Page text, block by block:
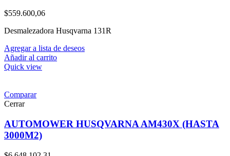
$559.600,06
Desmalezadora Husqvarna 131R
Agregar a lista de deseos
Añadir al carrito
Quick view
Comparar
Cerrar
AUTOMOWER HUSQVARNA AM430X (HASTA
3000M2)